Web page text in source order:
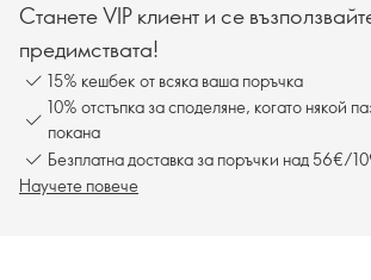
Станете VIP клиент и се
предимствата!
15% кешбек от всяка ваша поръчка
10% отстъпка за споделяне, когато някой
покана
Безплатна доставка за поръчки над 56€/
Научете повече